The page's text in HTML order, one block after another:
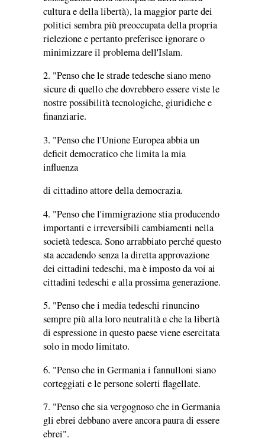
cultura e della libertà), la maggior parte dei
politici sembra più preoccupata della propria
rielezione e pertanto preferisce ignorare o
minimizzare il problema dell'Islam.
2. "Penso che le strade tedesche siano meno
sicure di quello che dovrebbero essere viste le
nostre possibilità tecnologiche, giuridiche e
finanziarie.
3. "Penso che l'Unione Europea abbia un
deficit democratico che limita la mia
influenza
di cittadino attore della democrazia.
4. "Penso che l'immigrazione stia producendo
importanti e irreversibili cambiamenti nella
società tedesca. Sono arrabbiato perché questo
sta accadendo senza la diretta approvazione
dei cittadini tedeschi, ma è imposto da voi ai
cittadini tedeschi e alla prossima generazione.
5. "Penso che i media tedeschi rinuncino
sempre più alla loro neutralità e che la libertà
di espressione in questo paese viene esercitata
solo in modo limitato.
6. "Penso che in Germania i fannulloni siano
corteggiati e le persone solerti flagellate.
7. "Penso che sia vergognoso che in Germania
gli ebrei debbano avere ancora paura di essere
ebrei".